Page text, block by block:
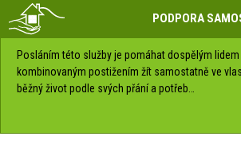
PODPORA
Posláním této služby je pomáhat dospělým
kombinovaným postižením žít samostatně ve
běžný život podle svých přání a potřeb…